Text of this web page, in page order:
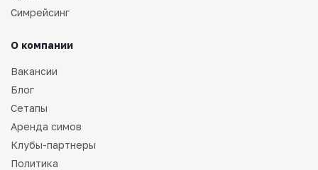
Симрейсинг
О компании
Вакансии
Блог
Сетапы
Аренда симов
Клубы-партнеры
Политика